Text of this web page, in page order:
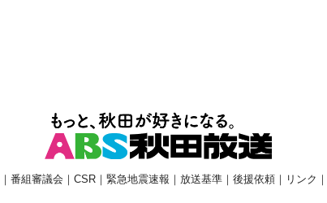
｜ 番組審議会 ｜ CSR｜ 緊急地震速報 ｜ 放送基準｜ 後援依頼｜ リンク ｜